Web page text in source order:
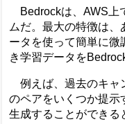
Bedrockは、AWS上
ムだ。最大の特徴は
ータを使って簡単に
き学習データを
例えば、過去のキャ
のペアをいくつか提示
生成することができる